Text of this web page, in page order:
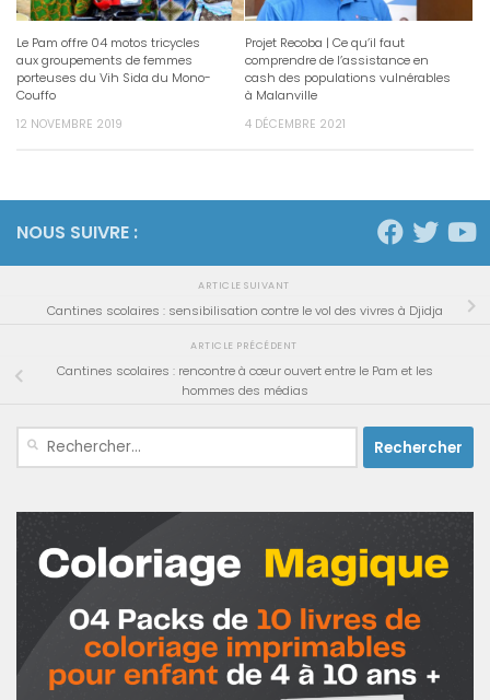
Le Pam offre 04 motos tricycles
aux groupements de femmes
porteuses du Vih Sida du Mono-
Couffo
12 NOVEMBRE 2019
Projet Recoba | Ce qu’il faut
comprendre de l’assistance en
cash des populations vulnérables
à Malanville
4 DÉCEMBRE 2021
NOUS SUIVRE :
ARTICLE SUIVANT
Cantines scolaires : sensibilisation contre le vol des vivres à Djidja
ARTICLE PRÉCÉDENT
Cantines scolaires : rencontre à cœur ouvert entre le Pam et les
hommes des médias
Rechercher :